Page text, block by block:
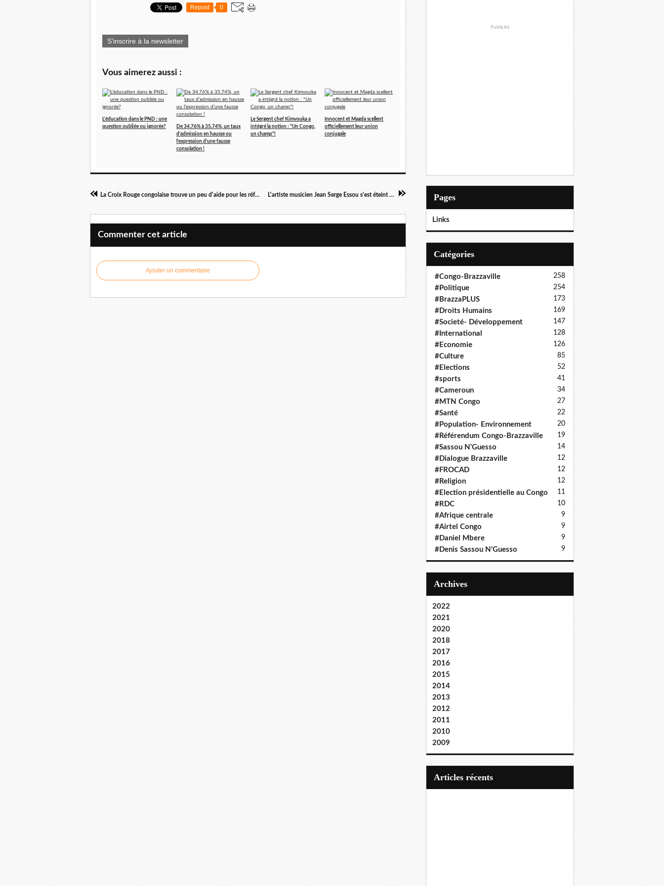
Repost 0
S'inscrire à la newsletter
Vous aimerez aussi :
L'éducation dans le PND : une
question oubliée ou ignorée?
De 34.76% à 35.74%, un taux
d’admission en hausse ou
l’expression d’une fausse
consolation !
Le Sergent chef Kimvouka a
intégré la notion : "Un Congo,
un champ"!
Innocent et Magda scellent
officiellement leur union
conjugale
La Croix Rouge congolaise trouve un peu d'aide pour les réfugiés de la RDC L'artiste musicien Jean Serge Essou s'est éteint à Brazzaville!
Commenter cet article
Ajouter un commentaire
Publicité
Pages
Links
Catégories
#Congo-Brazzaville 258
#Politique 254
#BrazzaPLUS 173
#Droits Humains 169
#Societé- Développement 147
#International 128
#Economie 126
#Culture 85
#Elections 52
#sports 41
#Cameroun 34
#MTN Congo 27
#Santé 22
#Population- Environnement 20
#Référendum Congo-Brazzaville 19
#Sassou N'Guesso 14
#Dialogue Brazzaville 12
#FROCAD 12
#Religion 12
#Election présidentielle au Congo 11
#RDC 10
#Afrique centrale 9
#Airtel Congo 9
#Daniel Mbere 9
#Denis Sassou N'Guesso 9
Archives
2022
2021
2020
2018
2017
2016
2015
2014
2013
2012
2011
2010
2009
articles récents